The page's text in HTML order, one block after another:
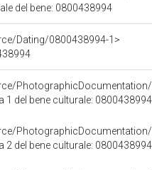
del bene: 0800438994
Dating/0800438994-1>
del bene culturale: 0800438994
del bene culturale: 0800438994